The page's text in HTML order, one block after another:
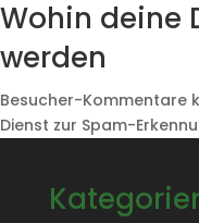
Wohin deine
werden
Besucher-Kommentare
Dienst zur Spam-